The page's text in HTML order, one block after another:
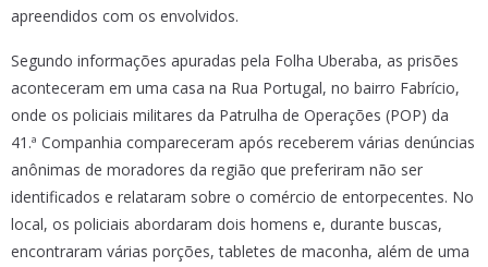
apreendidos com os envolvidos.
Segundo informações apuradas pela Folha Uberaba, as prisões
aconteceram em uma casa na Rua Portugal, no bairro Fabrício,
onde os policiais militares da Patrulha de Operações (POP) da
41.ª Companhia compareceram após receberem várias denúncias
anônimas de moradores da região que preferiram não ser
identificados e relataram sobre o comércio de entorpecentes. No
local, os policiais abordaram dois homens e, durante buscas,
encontraram várias porções, tabletes de maconha, além de uma